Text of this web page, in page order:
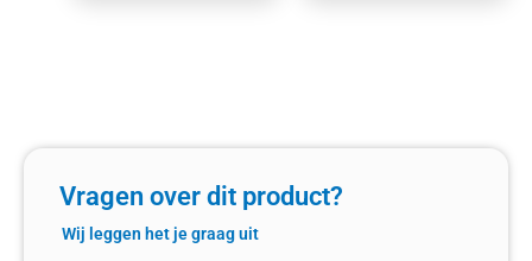
Vragen over dit product?
Wij leggen het je graag uit